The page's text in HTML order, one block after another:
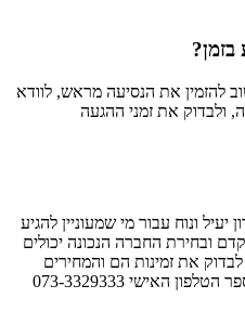
בזמן?
להזמין את הנסיעה מראש, לוודא
ולבדוק את זמני ההגעה
ונוח עבור מי שמעוניין להגיע
ובחירת החברה הנכונה יכולים
את זמינות הם והמחירים
מראש, ולהשתמש בקישורים או במספר הטלפון האישי 073-3329333